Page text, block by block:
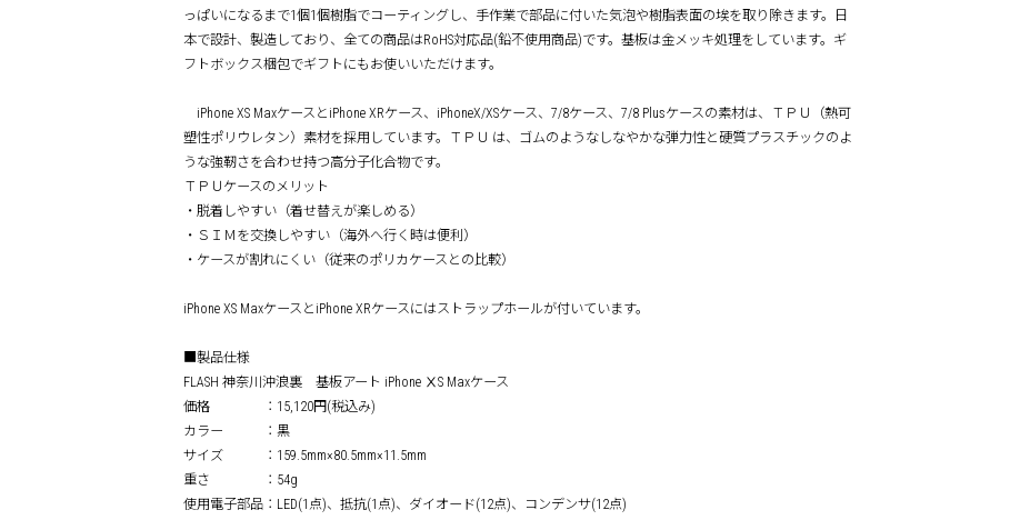
っぱいになるまで1個1個樹脂でコーティングし、手作業で部品に付いた気泡や樹脂表面の埃を取り除きます。日
本で設計、製造しており、全ての商品はRoHS対応品(鉛不使用商品)です。基板は金メッキ処理をしています。ギ
フトボックス梱包でギフトにもお使いいただけます。
iPhone XS MaxケースとiPhone XRケース、iPhoneX/XSケース、7/8ケース、7/8 Plusケースの素材は、ＴＰＵ（熱可
塑性ポリウレタン）素材を採用しています。ＴＰＵ は、ゴムのようなしなやかな弾力性と硬質プラスチックのよ
うな強靭さを合わせ持つ高分子化合物です。
ＴＰＵケースのメリット
・脱着しやすい（着せ替えが楽しめる）
・ＳＩＭを交換しやすい（海外へ行く時は便利）
・ケースが割れにくい（従来のポリカケースとの比較）
iPhone XS MaxケースとiPhone XRケースにはストラップホールが付いています。
■製品仕様
FLASH 神奈川沖浪裏 基板アート iPhone ⅩS Maxケース
価格 ：15,120円(税込み)
カラー ：黒
サイズ ：159.5mm×80.5mm×11.5mm
重さ ：54g
使用電子部品：LED(1点)、抵抗(1点)、ダイオード(12点)、コンデンサ(12点)